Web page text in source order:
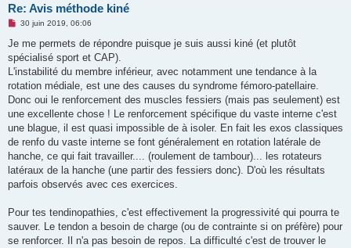
Re: Avis méthode kiné
M
s
a
g
n
o
l
u
30 juin 2019, 06:06
Je me permets de répondre puisque je suis aussi kiné (et plutôt
spécialisé sport et CAP).
L'instabilité du membre inférieur, avec notamment une tendance à la
rotation médiale, est une des causes du syndrome fémoro-patellaire.
Donc oui le renforcement des muscles fessiers (mais pas seulement) est
une excellente chose ! Le renforcement spécifique du vaste interne c'est
une blague, il est quasi impossible de à isoler. En fait les exos classiques
de renfo du vaste interne se font généralement en rotation latérale de
hanche, ce qui fait travailler.... (roulement de tambour)... les rotateurs
latéraux de la hanche (une partir des fessiers donc). D'où les résultats
parfois observés avec ces exercices.
Pour tes tendinopathies, c'est effectivement la progressivité qui pourra te
sauver. Le tendon a besoin de charge (ou de contrainte si on préfère) pour
se renforcer. Il n'a pas besoin de repos. La difficulté c'est de trouver le